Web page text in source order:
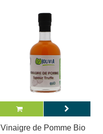
Vinaigre de Pomme Bio